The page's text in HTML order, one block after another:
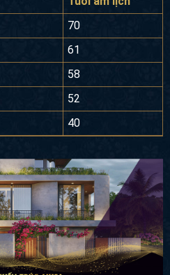
Mùi có thể mượn để xây nhà
Tuổi âm lịch
70
61
58
52